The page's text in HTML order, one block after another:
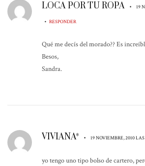
LOCA POR TU ROPA • 19
• RESPONDER
Qué me decís del morado?? Es
Besos,
Sandra.
VIVIANA* • 19 NOVIEMBRE, 2010 LAS
yo tengo uno tipo bolso de cartero,